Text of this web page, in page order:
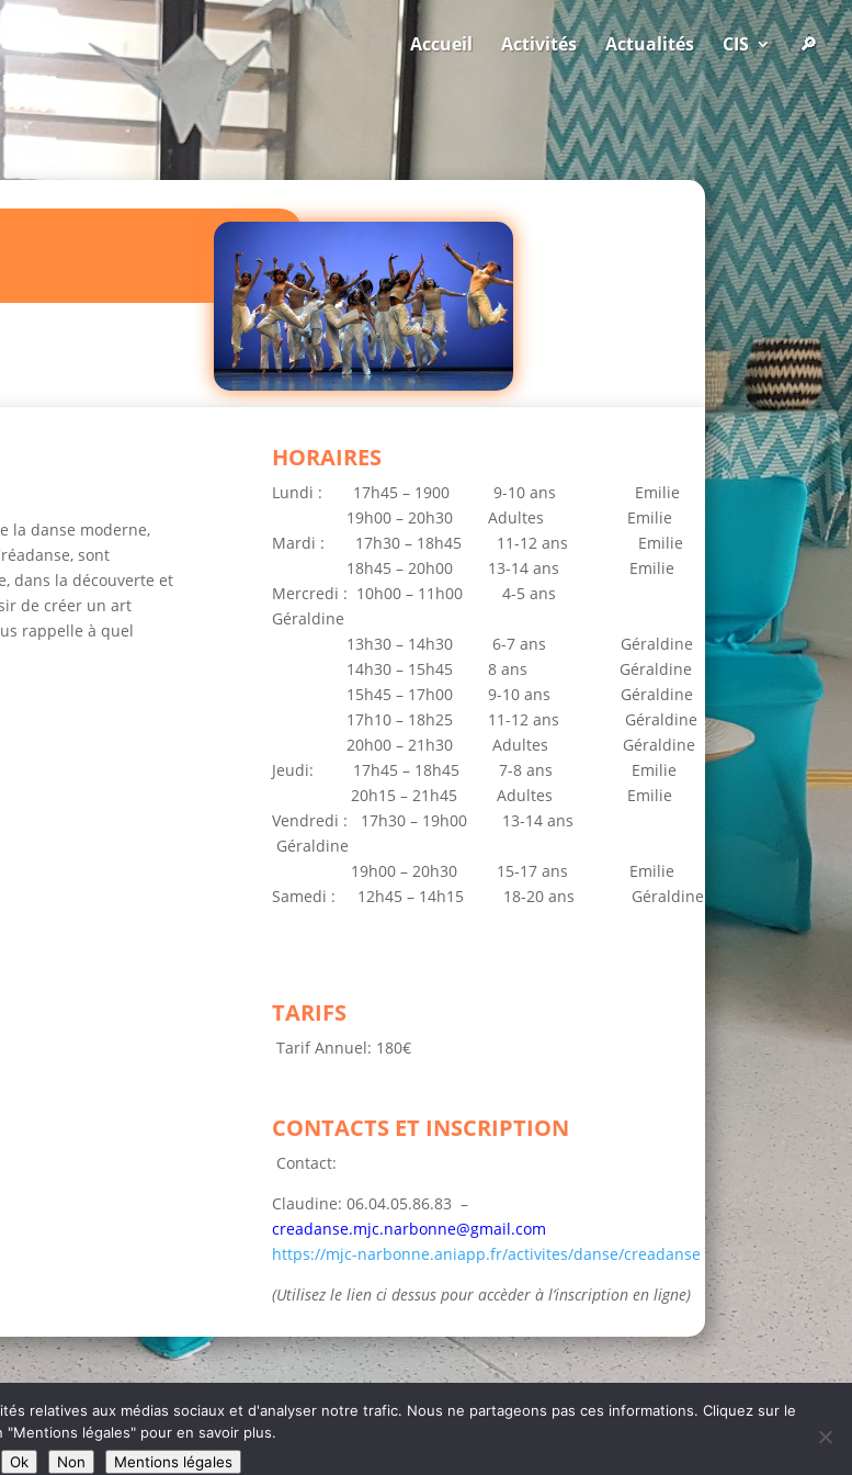
Accueil Activités Actualités CIS 🔎
la danse moderne,
sont
dans la découverte et
de créer un art
rappelle à quel
HORAIRES
Lundi : 17h45 – 1900 9-10 ans Emilie
19h00 – 20h30 Adultes Emilie
Mardi : 17h30 – 18h45 11-12 ans Emilie
18h45 – 20h00 13-14 ans Emilie
Mercredi : 10h00 – 11h00 4-5 ans
Géraldine
13h30 – 14h30 6-7 ans Géraldine
14h30 – 15h45 8 ans Géraldine
15h45 – 17h00 9-10 ans Géraldine
17h10 – 18h25 11-12 ans Géraldine
20h00 – 21h30 Adultes Géraldine
Jeudi: 17h45 – 18h45 7-8 ans Emilie
20h15 – 21h45 Adultes Emilie
Vendredi : 17h30 – 19h00 13-14 ans
Géraldine
19h00 – 20h30 15-17 ans Emilie
Samedi : 12h45 – 14h15 18-20 ans Géraldine
TARIFS
Tarif Annuel: 180€
CONTACTS ET INSCRIPTION
Contact:
Claudine: 06.04.05.86.83 –
creadanse.mjc.narbonne@gmail.com
https://mjc-narbonne.aniapp.fr/activites/danse/creadanse
(Utilisez le lien ci dessus pour accèder à l’inscription en ligne)
relatives aux médias sociaux et d'analyser notre trafic. Nous ne partageons pas ces informations. Cliquez sur le
"Mentions légales" pour en savoir plus.
Ok
Non Mentions légales